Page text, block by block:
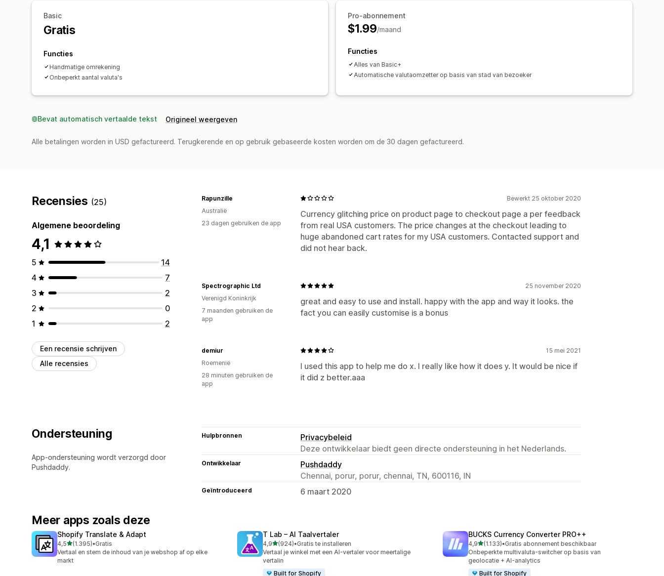
Basic
Gratis
Functies
Handmatige omrekening
Onbeperkt aantal valuta's
Pro-abonnement
$1.99/maand
Functies
Alles van Basic+
Automatische valutaomzetter op basis van stad van bezoeker
Bevat automatisch vertaalde tekst Origineel weergeven
Alle betalingen worden in USD gefactureerd. Terugkerende en op gebruik gebaseerde kosten worden om de 30 dagen gefactureerd.
Recensies (25)
Algemene beoordeling
4,1
5
14
4
7
3
2
2
0
1
2
Een recensie schrijven
Alle recensies
Bewerkt 25 oktober 2020
Currency glitching price on product page to checkout page a per feedback
from real USA customers. The price changes at the checkout leading to
huge abandoned cart rates for my USA customers. Contacted support and
did not hear back.
Rapunzille
Australië
23 dagen gebruiken de app
25 november 2020
great and easy to use and install. happy with the app and way it looks. the
fact you can easily customise is a bonus
Spectrographic Ltd
Verenigd Koninkrijk
7 maanden gebruiken de
app
15 mei 2021
I used this app to help me do x. I really like how it does y. It would be nice if
it did z better.aaa
demiur
Roemenië
28 minuten gebruiken de
app
Ondersteuning
App-ondersteuning wordt verzorgd door
Pushdaddy.
Hulpbronnen
Privacybeleid
Deze ontwikkelaar biedt geen directe ondersteuning in het Nederlands.
Ontwikkelaar
Pushdaddy
Chennai, porur, porur, chennai, TN, 600116, IN
Geïntroduceerd 6 maart 2020
Meer apps zoals deze
Shopify Translate & Adapt
4,5van 5 sterren
(1.395)
1395 recensies in totaal
•Gratis
Vertaal en stem de inhoud van je webshop af op elke
markt
T Lab – AI Taalvertaler
4,9van 5 sterren
(924)
924 recensies in totaal
•Gratis te installeren
Vertaal je winkel met een AI-vertaler voor meertalige
vertalin
Built for Shopify
BUCKS Currency Converter PRO++
4,9van 5 sterren
(1.133)
1133 recensies in totaal
•Gratis abonnement beschikbaar
Onbeperkte multivaluta-switcher op basis van
geolocatie + AI-analytics
Built for Shopify